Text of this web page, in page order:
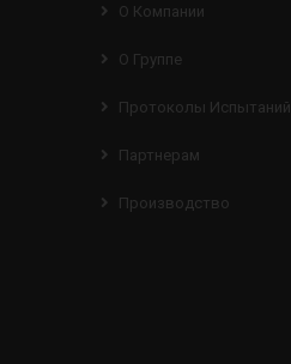
О Компании
О Группе
Протоколы Испытаний
Партнерам
Производство